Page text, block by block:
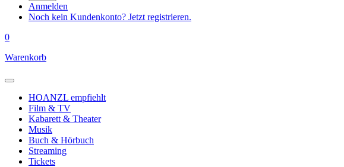
Anmelden
Noch kein Kundenkonto? Jetzt registrieren.
0
Warenkorb
HOANZL empfiehlt
Film & TV
Kabarett & Theater
Musik
Buch & Hörbuch
Streaming
Tickets